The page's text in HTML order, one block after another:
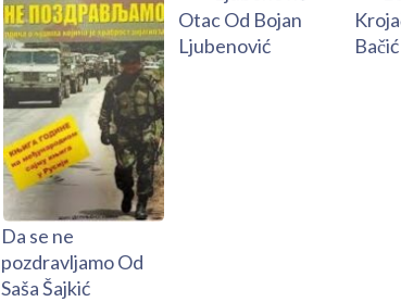
Da se ne
pozdravljamo Od
Saša Šajkić
Otac Od Bojan
Ljubenović